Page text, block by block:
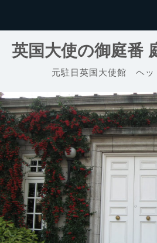
英国大使の御庭番
元駐日英国大使館 ヘッ